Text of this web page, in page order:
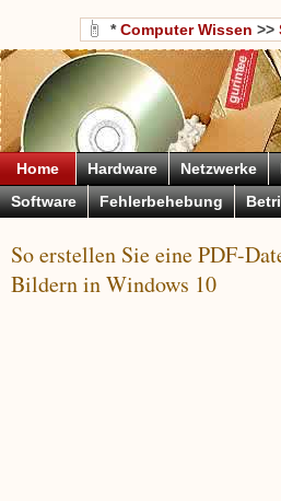
*Computer Wissen >>
Home Hardware Netzwerke
Software
Fehlerbehebung
So erstellen Sie eine PDF-
Bildern in Windows 10